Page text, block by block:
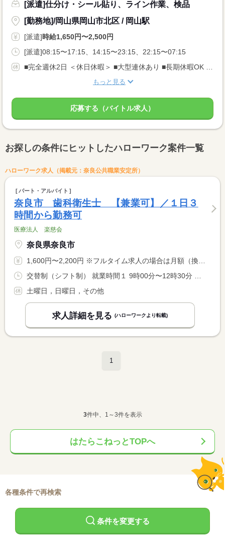
[派遣]仕分け・シール貼り、ライン作業、検品
[勤務地]/岡山県岡山市北区 / 岡山駅
[派遣]時給1,650円〜2,500円
[派遣]08:15〜17:15、14:15〜23:15、22:15〜07:15
もっと見る
応募する（バイトル求人）
お探しの条件にヒットしたハローワーク案件一覧
ハローワーク求人（掲載元：奈良公共職業安定所）
パート・アルバイト
奈良市 歯科衛生士 【兼業可】／１日３
時間から勤務可
医療法人 楽慈会
奈良県奈良市
1,600円〜2,200円 ※フルタイム求人の場合は月額（換算額）、パート求人の場合は時間額を表示しています。
土曜日，日曜日，その他
求人詳細を見る (ハローワークより転載)
1
3件中、1～3件を表示
はたらこねっとTOPへ
各種条件で再検索
条件を変更する